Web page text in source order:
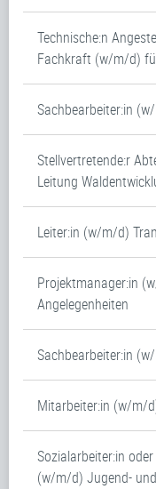
Technische:n
Fachkraft (w/m/d)
Sachbearbeiter:in
Stellvertretende:r
Leitung
Leiter:in (w/m/d)
Projektmanager:in
Angelegenheiten
Sachbearbeiter:in
Mitarbeiter:in (w/m/
Sozialarbeiter:in
(w/m/d) Jugend-